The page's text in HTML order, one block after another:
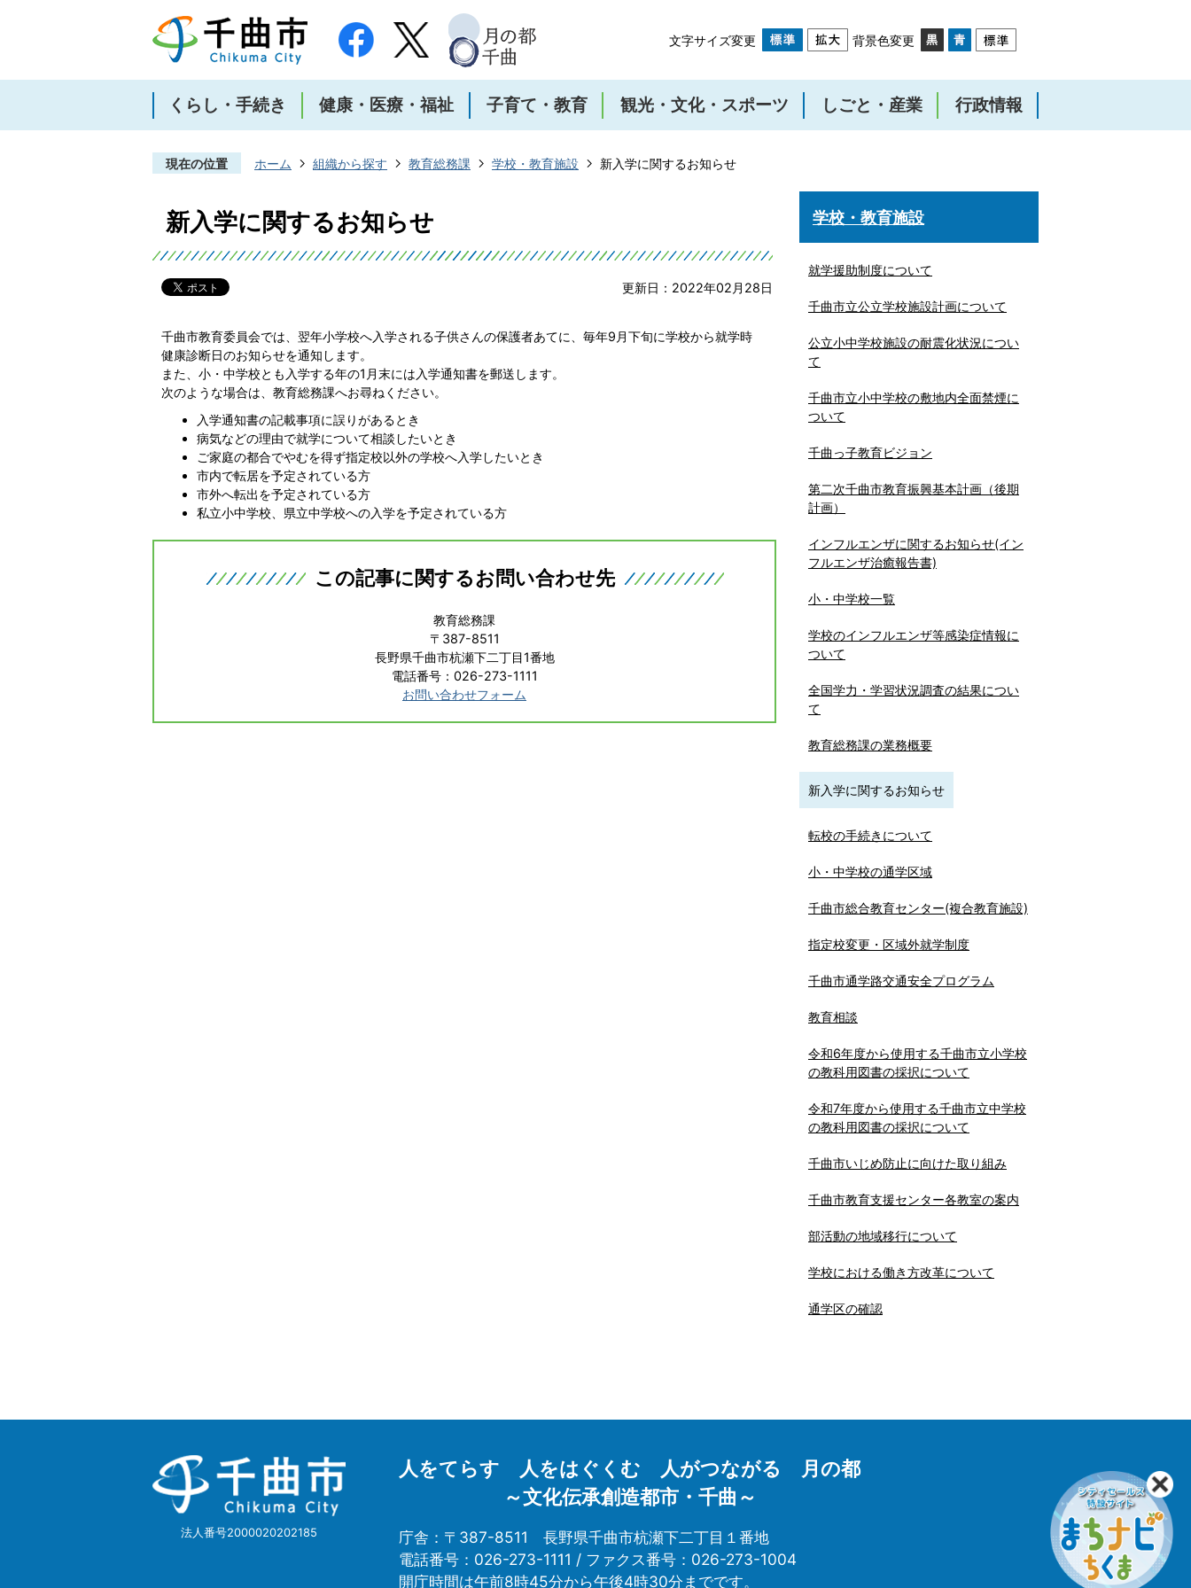
文字サイズ変更 背景色変更
くらし・手続き 健康・医療・福祉 子育て・教育 観光・文化・スポーツ しごと・産業 行政情報
現在の位置 ホーム 組織から探す 教育総務課 学校・教育施設 新入学に関するお知らせ
新入学に関するお知らせ
更新日：2022年02月28日
千曲市教育委員会では、翌年小学校へ入学される子供さんの保護者あてに、毎年9月下旬に学校から就学時
健康診断日のお知らせを通知します。
また、小・中学校とも入学する年の1月末には入学通知書を郵送します。
次のような場合は、教育総務課へお尋ねください。
入学通知書の記載事項に誤りがあるとき
病気などの理由で就学について相談したいとき
ご家庭の都合でやむを得ず指定校以外の学校へ入学したいとき
市内で転居を予定されている方
市外へ転出を予定されている方
私立小中学校、県立中学校への入学を予定されている方
この記事に関するお問い合わせ先
教育総務課
〒387-8511
長野県千曲市杭瀬下二丁目1番地
電話番号：026-273-1111
お問い合わせフォーム
学校・教育施設
就学援助制度について
千曲市立公立学校施設計画について
公立小中学校施設の耐震化状況につい
て
千曲市立小中学校の敷地内全面禁煙に
ついて
千曲っ子教育ビジョン
第二次千曲市教育振興基本計画（後期
計画）
インフルエンザに関するお知らせ(イン
フルエンザ治癒報告書)
小・中学校一覧
学校のインフルエンザ等感染症情報に
ついて
全国学力・学習状況調査の結果につい
て
教育総務課の業務概要
新入学に関するお知らせ
転校の手続きについて
小・中学校の通学区域
千曲市総合教育センター(複合教育施設)
指定校変更・区域外就学制度
千曲市通学路交通安全プログラム
教育相談
令和6年度から使用する千曲市立小学校
の教科用図書の採択について
令和7年度から使用する千曲市立中学校
の教科用図書の採択について
千曲市いじめ防止に向けた取り組み
千曲市教育支援センター各教室の案内
部活動の地域移行について
学校における働き方改革について
通学区の確認
千
曲
市
Chikuma
法人番号2000020202185
人をてらす 人をはぐくむ 人がつながる 月の都
～文化伝承創造都市・千曲～
庁舎：〒387-8511
長野県千曲市杭瀬下二丁目１番地
電話番号：026-273-1111 / ファクス番号：026-273-1004
開庁時間は午前8時45分から午後4時30分までです。